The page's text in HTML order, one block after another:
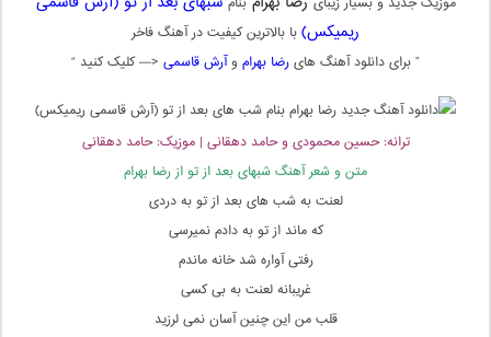
ریمیکس)با بالاترین کیفیت در آهنگ فاخر
” برای دانلود آهنگ هایرضا بهرام وآرش قاسمی <— کلیک کنید “
ترانه: حسین محمودی و حامد دهقانی | موزیک: حامد دهقانی
متن و شعر آهنگ شبهای بعد از تو از رضا بهرام
لعنت به شب های بعد از تو به دردی
که ماند از تو به دادم نمیرسی
رفتی آواره شد خانه ماندم
غریبانه لعنت به بی کسی
قلب من این چنین آسان نمی لرزید